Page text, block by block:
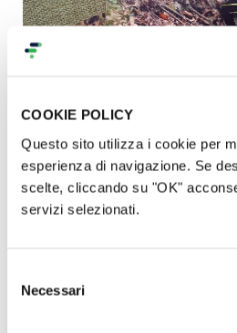
COOKIE POLICY
Questo sito utilizza i cookie per
esperienza di navigazione. Se
scelte, cliccando su "OK"
servizi selezionati.
delNecessari
Chi donerà 60 euro avrà in
di Andrea Ambrogio) e
maggiori standard di